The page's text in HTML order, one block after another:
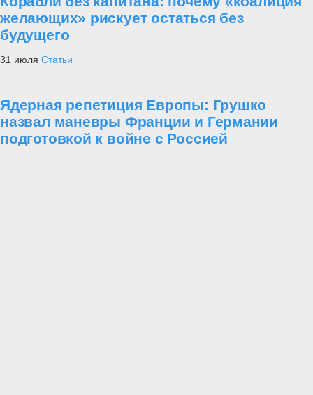
желающих» рискует остаться без
будущего
31 июля Статьи
Ядерная репетиция Европы: Грушко
назвал маневры Франции и Германии
подготовкой к войне с Россией